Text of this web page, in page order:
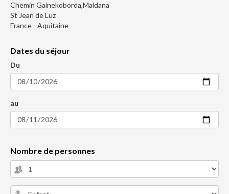
Chemin Gainekoborda,Maldana
St Jean de Luz
France - Aquitaine
Dates du séjour
Du
au
Nombre de personnes